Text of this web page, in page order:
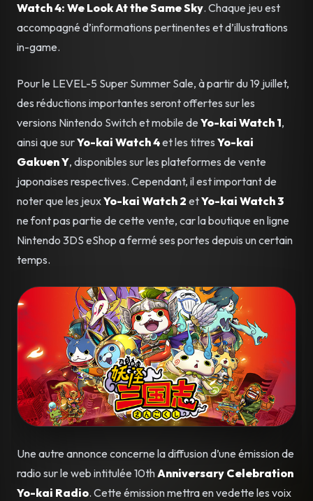
Watch 4: We Look At the Same Sky. Chaque jeu est
accompagné d’informations pertinentes et d’illustrations
in-game.
Pour le LEVEL-5 Super Summer Sale, à partir du 19 juillet,
des réductions importantes seront offertes sur les
versions Nintendo Switch et mobile de Yo-kai Watch 1,
ainsi que surYo-kai Watch 4et les titres Yo-kai
Gakuen Y, disponibles sur les plateformes de vente
japonaises respectives. Cependant, il est important de
noter que les jeuxYo-kai Watch 2 etYo-kai Watch 3
ne font pas partie de cette vente, car la boutique en ligne
Nintendo 3DS eShop a fermé ses portes depuis un certain
temps.
Une autre annonce concerne la diffusion d’une émission de
radio sur le web intitulée 10thAnniversary Celebration
Yo-kai Radio. Cette émission mettra en vedette les voix